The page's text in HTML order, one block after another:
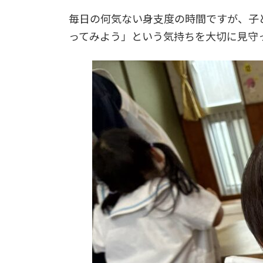
毎日の何気ない身支度の時間ですが、
ってみよう」という気持ちを大切に見